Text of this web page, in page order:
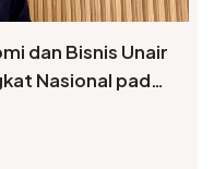
dan Bisnis Unair
Nasional pada